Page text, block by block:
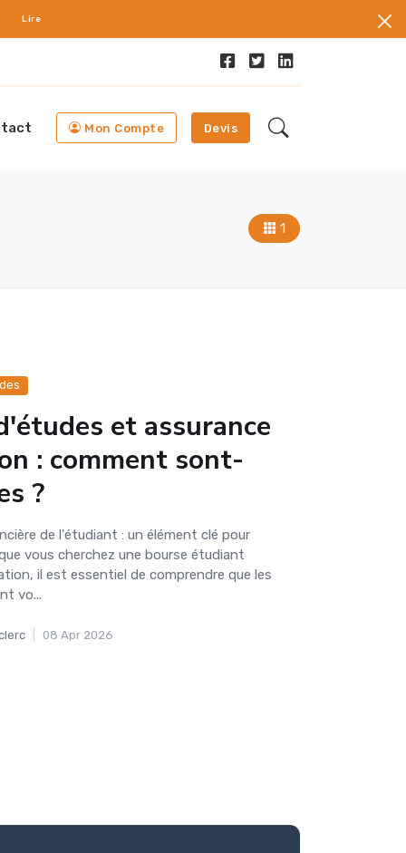
Lire
Mon Compte Devis
1
et assurance
: comment sont-
?
de l'étudiant : un élément clé pour
vous cherchez une bourse étudiant
il est essentiel de comprendre que les
vo...
08 Apr 2026